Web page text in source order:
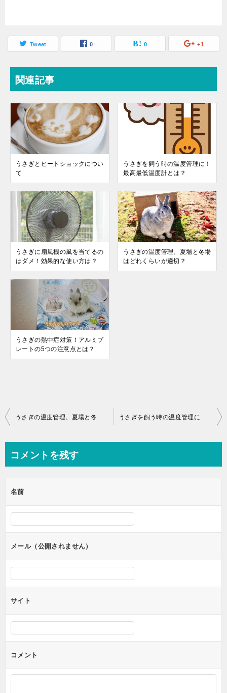
Tweet 0 0 +1
関連記事
うさぎとヒートショックについ
て
うさぎを飼う時の温度管理に！
最高最低温度計とは？
うさぎに扇風機の風を当てるの
はダメ！効果的な使い方は？
うさぎの温度管理。夏場と冬場
はどれくらいが適切？
うさぎの熱中症対策！アルミプ
レートの5つの注意点とは？
投
ビ
ー
シ
ン
うさぎの温度管理。夏場と冬場はどれくらいが適切？ うさぎを飼う時の温度管理に！最高最低温度計とは？
コメントを残す
名前
メール（公開されません）
サイト
コメント